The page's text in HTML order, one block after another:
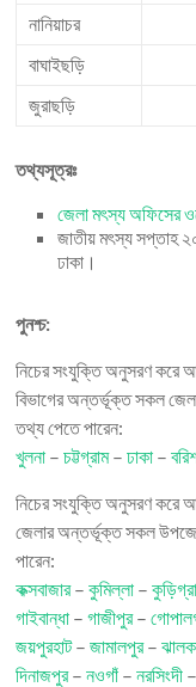
নানিয়াচর
বাঘাইছড়ি
জুরাছড়ি
তথ্যসূত্রঃ
জেলা মৎস্য অফিসের
জাতীয় মৎস্য সপ্তাহ
ঢাকা।
পুনশ্চ:
নিচের সংযুক্তি অনুসরণ করে
বিভাগের অন্তর্ভূক্ত সকল
তথ্য পেতে পারেন:
খুলনা –চট্টগ্রাম–ঢাকা –
নিচের সংযুক্তি অনুসরণ করে
জেলার অন্তর্ভূক্ত সকল
পারেন:
কক্সবাজার–কুমিল্লা –
গাইবান্ধা –গাজীপুর–
জয়পুরহাট–জামালপুর–
দিনাজপুর–নওগাঁ –নরসিংদী